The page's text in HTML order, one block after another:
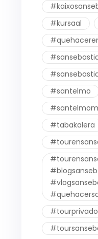
#kursaal
#santelmo
#tabakalera